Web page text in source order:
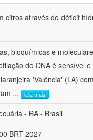
citros através do déficit
bioquímicas e
do DNA é sensível
'Valência' (LA)
... leia mais
- BA - Brasil
BRT 2027